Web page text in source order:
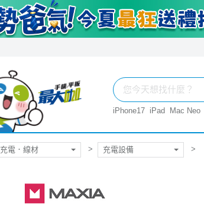
iPhone17 iPad Mac Neo
充電．線材 充電設備